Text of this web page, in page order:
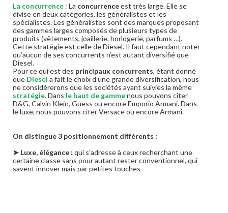
La concurrence : La concurrenceest très large. Elle se
divise en deux catégories, les généralistes et les
spécialistes. Les généralistes sont des marques proposant
des gammes larges composés de plusieurs types de
produits (vêtements, joaillerie, horlogerie, parfums …).
Cette stratégie est celle de Diesel. Il faut cependant noter
qu’aucun de ses concurrents n’est autant diversifié que
Diesel.
Pour ce qui est des principaux concurrents, étant donné
que Diesel a fait le choix d’une grande diversification, nous
ne considérerons que les sociétés ayant suivies la même
stratégie. Dans le haut de gammenous pouvons citer
D&G, Calvin Klein, Guess ou encore Emporio Armani. Dans
le luxe, nous pouvons citer Versace ou encore Armani.
On distingue 3 positionnement différents :
➤ Luxe, élégance : qui s’adresse à ceux recherchant une
certaine classe sans pour autant rester conventionnel, qui
savent innover mais par petites touches